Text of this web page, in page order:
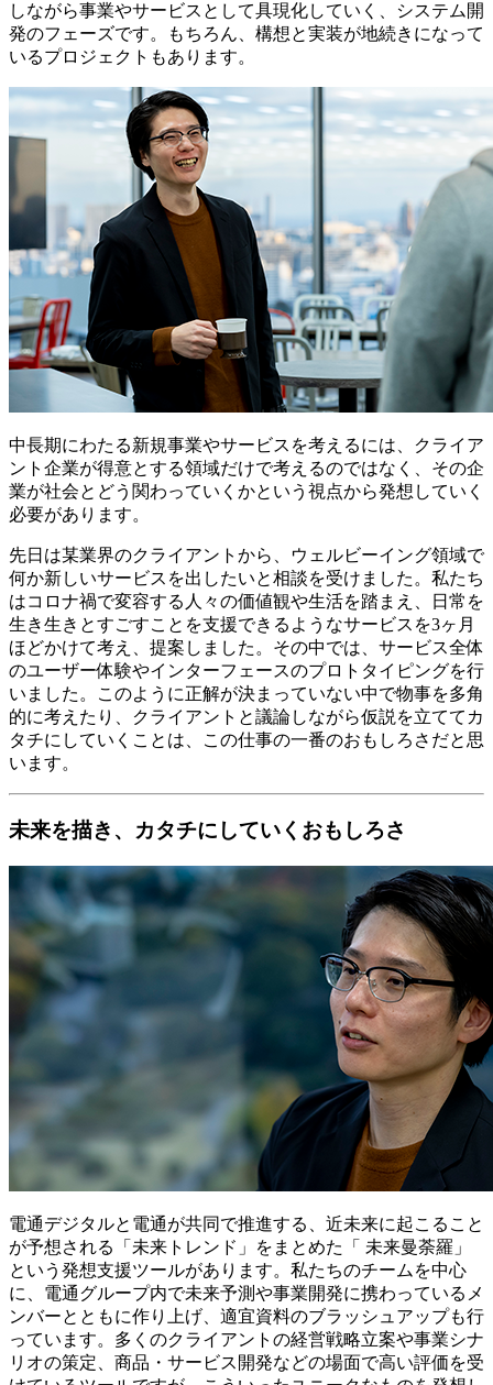
しながら事業やサービスとして具現化していく、システム開
発のフェーズです。もちろん、構想と実装が地続きになって
いるプロジェクトもあります。
中長期にわたる新規事業やサービスを考えるには、クライア
ント企業が得意とする領域だけで考えるのではなく、その企
業が社会とどう関わっていくかという視点から発想していく
必要があります。
先日は某業界のクライアントから、ウェルビーイング領域で
何か新しいサービスを出したいと相談を受けました。私たち
はコロナ禍で変容する人々の価値観や生活を踏まえ、日常を
生き生きとすごすことを支援できるようなサービスを3ヶ月
ほどかけて考え、提案しました。その中では、サービス全体
のユーザー体験やインターフェースのプロトタイピングを行
いました。このように正解が決まっていない中で物事を多角
的に考えたり、クライアントと議論しながら仮説を立ててカ
タチにしていくことは、この仕事の一番のおもしろさだと思
います。
未来を描き、カタチにしていくおもしろさ
電通デジタルと電通が共同で推進する、近未来に起こること
が予想される「未来トレンド」をまとめた「 未来曼荼羅」
という発想支援ツールがあります。私たちのチームを中心
に、電通グループ内で未来予測や事業開発に携わっているメ
ンバーとともに作り上げ、適宜資料のブラッシュアップも行
っています。多くのクライアントの経営戦略立案や事業シナ
リオの策定、商品・サービス開発などの場面で高い評価を受